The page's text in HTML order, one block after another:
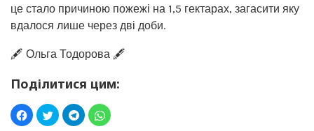
це стало причиною пожежі на 1,5 гектарах, загасити яку
вдалося лише через дві доби.
🖋️ Ольга Тодорова 🖋️
Поділитися цим: